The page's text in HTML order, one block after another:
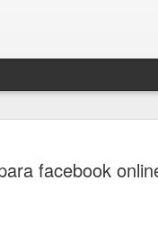
facebook